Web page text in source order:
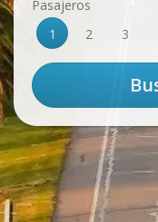
Pasajeros
1
2 3